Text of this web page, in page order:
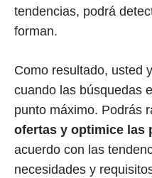
tendencias, podrá
forman.
Como resultado, usted
cuando las búsquedas
punto máximo. Podrás
ofertas y optimice las
acuerdo con las
necesidades y